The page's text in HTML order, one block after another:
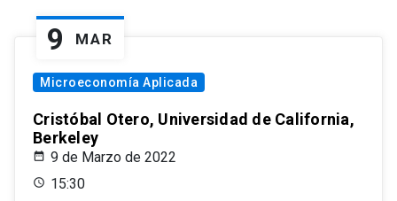
9 MAR
Microeconomía Aplicada
Cristóbal Otero, Universidad de California,
Berkeley
9 de Marzo de 2022
15:30